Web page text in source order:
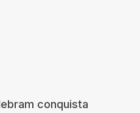
conquista